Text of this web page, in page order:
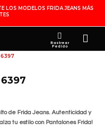
LOS MODELOS FRIDA JEANS MÁS
Rastrear
Pedido
de Frida Jeans. Autenticidad y
tu estilo con Pantalones Frida!